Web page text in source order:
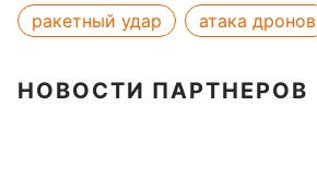
ракетный удар
атака дронов
НОВОСТИ ПАРТНЕРОВ